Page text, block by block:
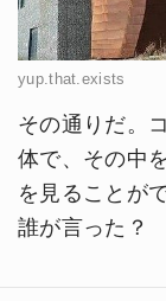
yup.that.exists
その通りだ。
体で、その中
を見ることが
誰が言った？